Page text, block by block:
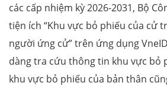
các cấp nhiệm kỳ 2026-2031, Bộ
tiện ích “Khu vực bỏ phiếu của cử
người ứng cử” trên ứng dụng
dàng tra cứu thông tin khu vực bỏ
khu vực bỏ phiếu của bản thân